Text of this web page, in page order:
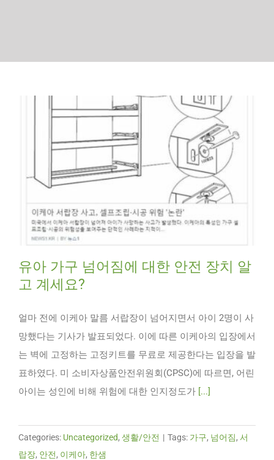
유아 가구 넘어짐에 대한 안전 장치 알
고 계세요?
얼마 전에 이케아 말름 서랍장이 넘어지면서 아이 2명이 사
망했다는 기사가 발표되었다. 이에 따른 이케아의 입장에서
는 벽에 고정하는 고정키트를 무료로 제공한다는 입장을 발
표하였다. 미 소비자상품안전위원회(CPSC)에 따르면, 어린
아이는 성인에 비해 위험에 대한 인지정도가 [...]
Categories: Uncategorized, 생활/안전 | Tags: 가구, 넘어짐, 서
랍장, 안전, 이케아, 한샘